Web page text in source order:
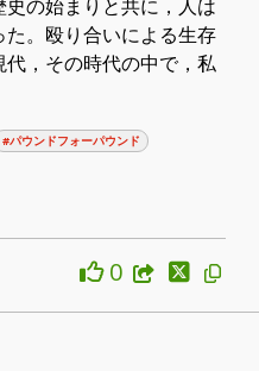
の始まりと共に，人は
。殴り合いによる生存
，その時代の中で，私
#パウンドフォーパウンド
0